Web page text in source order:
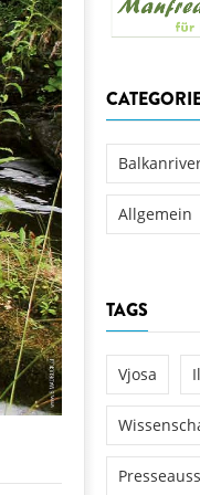
Ulog verursacht
DAMMIT
für den Kamp:
im
Allgemein
TAGS
Vjosa